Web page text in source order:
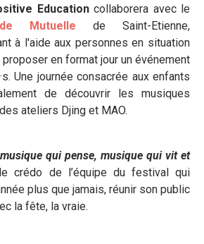
Educationcollaborera avec le
Mutuelle de Saint-Etienne,
à l'aide aux personnes en situation
en format jour un événement
Une journée consacrée aux enfants
de découvrir les musiques
ateliers Djing et MAO.
qui pense, musique qui vit et
crédo de l’équipe du festival qui
plus que jamais, réunir son public
la fête, la vraie.